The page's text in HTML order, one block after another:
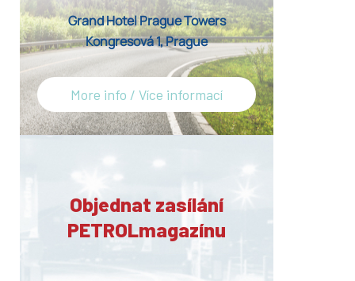
Grand Hotel Prague Towers
Kongresová 1, Prague
More info / Více informací
Objednat zasílání
PETROLmagazínu